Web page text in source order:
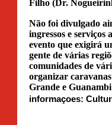
Filho (Dr.
Não foi divulgado
ingressos e serviços
evento que exigirá
gente de várias
comunidades de
organizar
Grande e
informaçoes: